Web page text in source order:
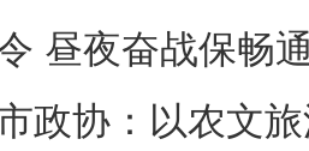
昼夜奋战保畅
政协：以农文